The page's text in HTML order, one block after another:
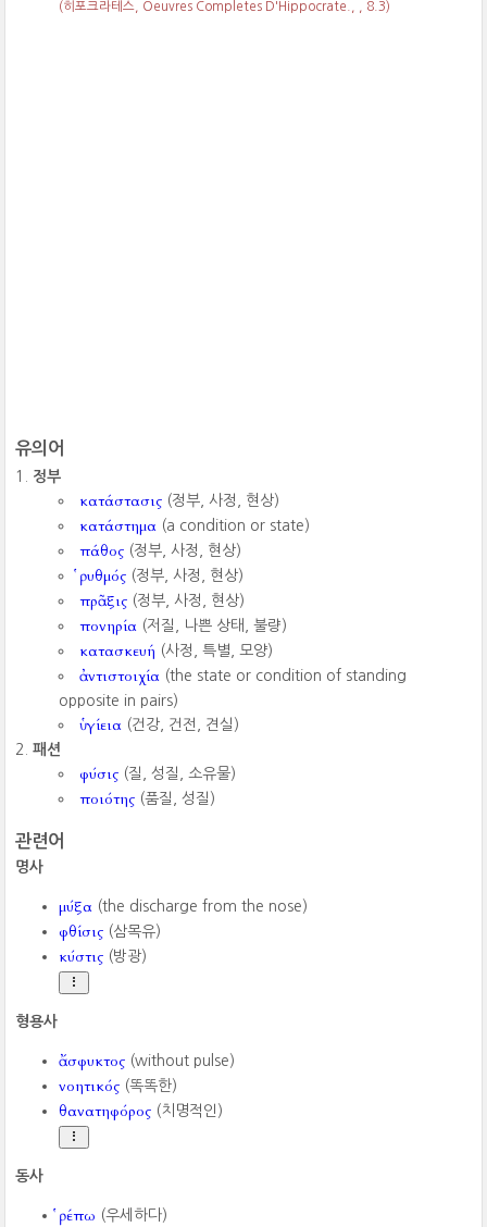
(히포크라테스, Oeuvres Completes D'Hippocrate., , 8.3)
유의어
정부
κατάστασις (정부, 사정, 현상)
κατάστημα (a condition or state)
πάθος (정부, 사정, 현상)
ῥυθμός (정부, 사정, 현상)
πρᾶξις (정부, 사정, 현상)
πονηρία (저질, 나쁜 상태, 불량)
κατασκευή (사정, 특별, 모양)
ἀντιστοιχία (the state or condition of standing
opposite in pairs)
ὑγίεια (건강, 건전, 견실)
패션
φύσις (질, 성질, 소유물)
ποιότης (품질, 성질)
관련어
명사
μύξα (the discharge from the nose)
φθίσις (삼목유)
κύστις (방광)
형용사
ἄσφυκτος (without pulse)
νοητικός (똑똑한)
θανατηφόρος (치명적인)
동사
ῥέπω (우세하다)